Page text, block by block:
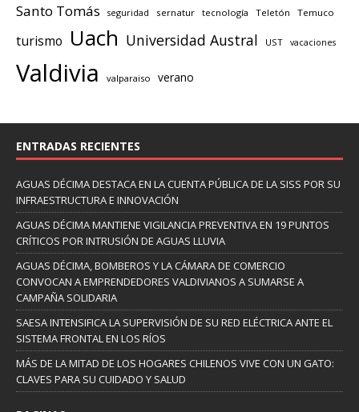
Santo Tomás seguridad sernatur tecnología Teletón Temuco
turismo Uach Universidad Austral UST vacaciones
Valdivia valparaiso verano
ENTRADAS RECIENTES
AGUAS DÉCIMA DESTACA EN LA CUENTA PÚBLICA DE LA SISS POR SU
INFRAESTRUCTURA E INNOVACIÓN
AGUAS DÉCIMA MANTIENE VIGILANCIA PREVENTIVA EN 19 PUNTOS
CRÍTICOS POR INTRUSIÓN DE AGUAS LLUVIA
AGUAS DÉCIMA, BOMBEROS Y LA CÁMARA DE COMERCIO
CONVOCAN A EMPRENDEDORES VALDIVIANOS A SUMARSE A
CAMPAÑA SOLIDARIA
SAESA INTENSIFICA LA SUPERVISIÓN DE SU RED ELÉCTRICA ANTE EL
SISTEMA FRONTAL EN LOS RÍOS
MÁS DE LA MITAD DE LOS HOGARES CHILENOS VIVE CON UN GATO:
CLAVES PARA SU CUIDADO Y SALUD